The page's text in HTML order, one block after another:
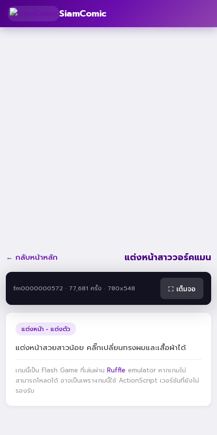
SiamComic
← กลับหน้าหลัก แต่งหน้าสาววอร์คแมน
fm0000000572 · 77,681 ครั้ง · 780x548 ⛶ เต็มจอ
แต่งหน้า - แต่งตัว
แต่งหน้าสวยสาวน้อย คลิ๊กเปลี่ยนทรงผมและเสื้อผ้าได้
เกมนี้เป็น Flash Game ที่เล่นผ่าน Ruffle emulator หากเกมไม่
สามารถโหลดได้ อาจเป็นเพราะเกมนี้ใช้ ActionScript เวอร์ชันที่ยังไม่
รองรับ